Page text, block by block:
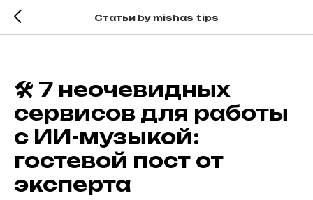
Статьи by mishas tips
🛠 7 неочевидных
сервисов для работы
с ИИ-музыкой:
гостевой пост от
эксперта